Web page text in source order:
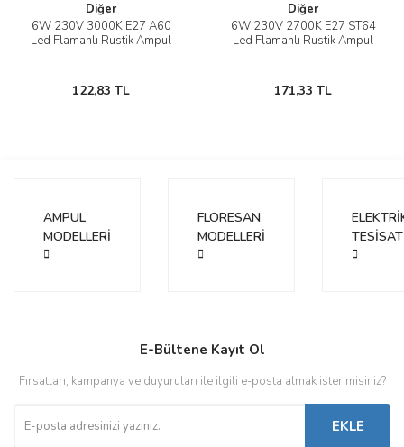
Diğer
6W 230V 3000K E27 A60
Led Flamanlı Rustik Ampul
122,83 TL
Diğer
6W 230V 2700K E27 ST64
Led Flamanlı Rustik Ampul
171,33 TL
AMPUL
MODELLERİ
FLORESAN
MODELLERİ
TESİSAT
E-Bültene Kayıt Ol
Fırsatları, kampanya ve duyuruları ile ilgili e-posta almak ister misiniz?
EKLE